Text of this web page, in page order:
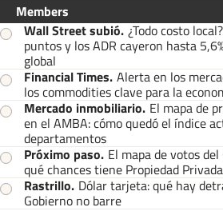
Members
Wall Street subió. ¿Todo costo
puntos y los ADR cayeron hasta
global
Financial Times. Alerta en los
los commodities clave para la
Mercado inmobiliario. El mapa de
en el AMBA: cómo quedó el índice
departamentos
Próximo paso. El mapa de votos
qué chances tiene Propiedad
Rastrillo. Dólar tarjeta: qué hay
Gobierno no barre